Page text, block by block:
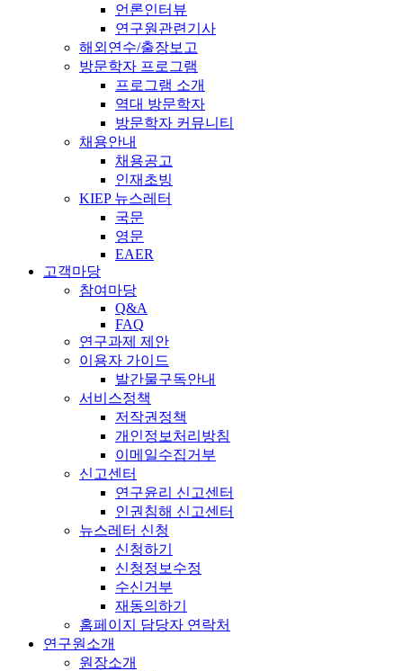
언론인터뷰
연구원관련기사
해외연수/출장보고
방문학자 프로그램
프로그램 소개
역대 방문학자
방문학자 커뮤니티
채용안내
채용공고
인재초빙
KIEP 뉴스레터
국문
영문
EAER
고객마당
참여마당
Q&A
FAQ
연구과제 제안
이용자 가이드
발간물구독안내
서비스정책
저작권정책
개인정보처리방침
이메일수집거부
신고센터
연구윤리 신고센터
인권침해 신고센터
뉴스레터 신청
신청하기
신청정보수정
수신거부
재동의하기
홈페이지 담당자 연락처
연구원소개
원장소개